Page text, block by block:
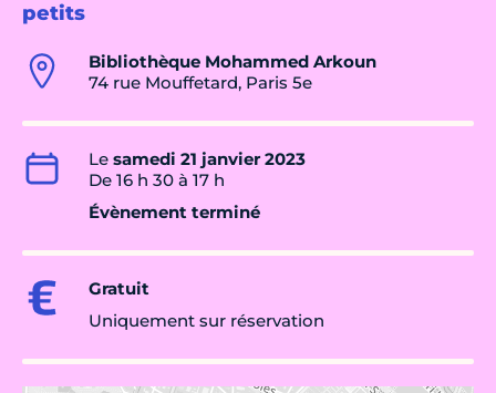
petits
Bibliothèque Mohammed Arkoun
74 rue Mouffetard, Paris 5e
Le samedi 21 janvier 2023
De 16 h 30 à 17 h
Évènement terminé
Gratuit
Uniquement sur réservation